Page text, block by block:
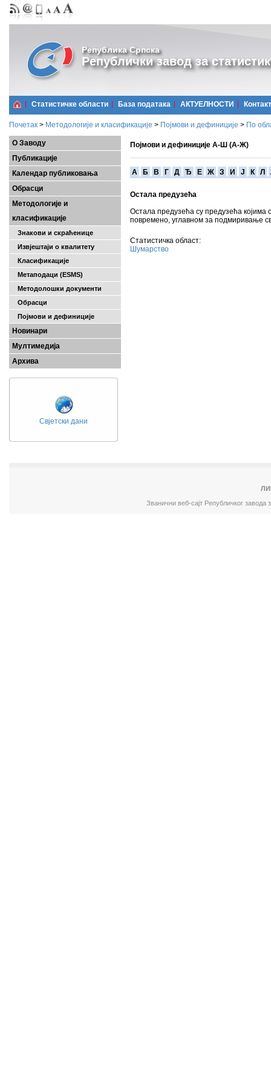
Република Српска
Републички завод за
Статистичке области Базa података АКТУЕЛНОСТИ Контакт
Почетак > Методологије и класификације > Појмови и дефиниције > По
О Заводу
Публикације
Календар публиковања
Обрасци
Методологије и
класификације
Знакови и скраћенице
Извјештаји о квалитету
Класификације
Метаподаци (ESMS)
Методолошки документи
Обрасци
Појмови и дефиниције
Новинари
Мултимедија
Архива
Свјетски дани
Појмови и дефиниције А-Ш (А-Ж)
A Б В Г Д Ђ Е Ж З И Ј К Л
Остала предузећа
Остала предузећа су предузећа којима
повремено, углавном за подмиривање
Статистичка област:
Шумарство
Званични веб-сајт Републичког